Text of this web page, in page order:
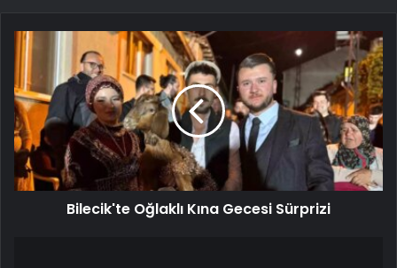
Bilecik'te Oğlaklı Kına Gecesi Sürprizi